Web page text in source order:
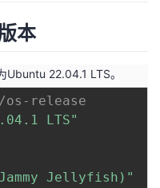
本
22.04.1 LTS。
release
LTS"
Jellyfish)"